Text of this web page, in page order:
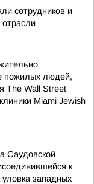
сотрудников и
отрасли
пожилых людей,
The Wall Street
Miami Jewish
Саудовской
к
западных